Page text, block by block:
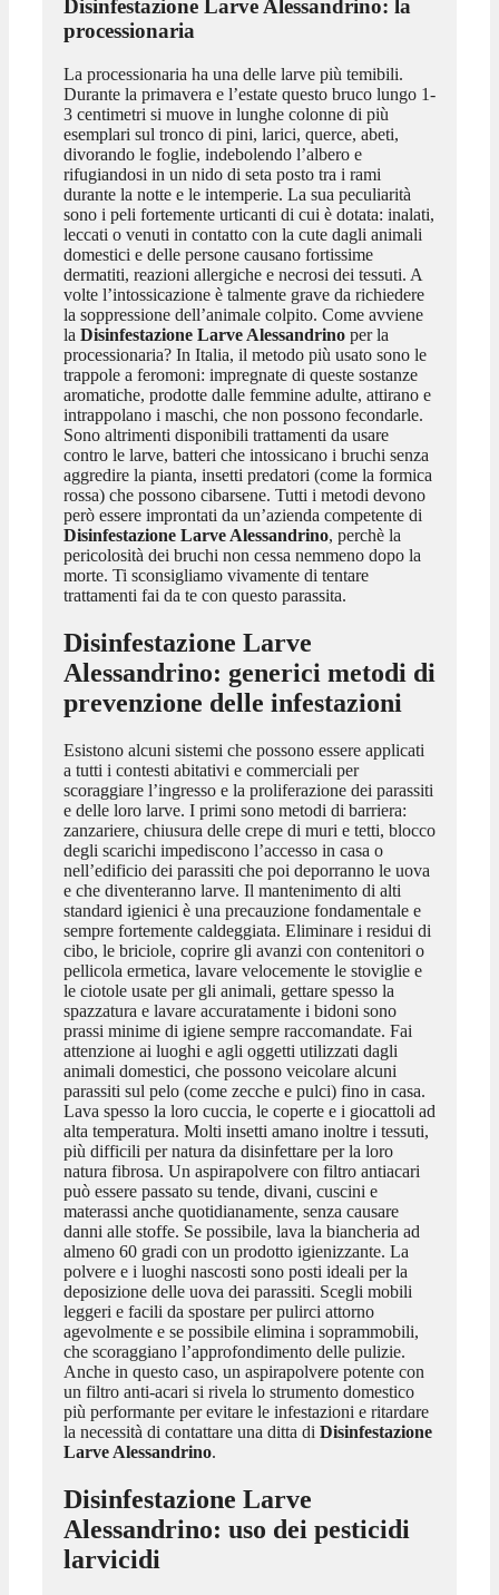
Disinfestazione Larve Alessandrino: la
processionaria
La processionaria ha una delle larve più temibili.
Durante la primavera e l’estate questo bruco lungo 1-
3 centimetri si muove in lunghe colonne di più
esemplari sul tronco di pini, larici, querce, abeti,
divorando le foglie, indebolendo l’albero e
rifugiandosi in un nido di seta posto tra i rami
durante la notte e le intemperie. La sua peculiarità
sono i peli fortemente urticanti di cui è dotata: inalati,
leccati o venuti in contatto con la cute dagli animali
domestici e delle persone causano fortissime
dermatiti, reazioni allergiche e necrosi dei tessuti. A
volte l’intossicazione è talmente grave da richiedere
la soppressione dell’animale colpito. Come avviene
la Disinfestazione Larve Alessandrinoper la
processionaria? In Italia, il metodo più usato sono le
trappole a feromoni: impregnate di queste sostanze
aromatiche, prodotte dalle femmine adulte, attirano e
intrappolano i maschi, che non possono fecondarle.
Sono altrimenti disponibili trattamenti da usare
contro le larve, batteri che intossicano i bruchi senza
aggredire la pianta, insetti predatori (come la formica
rossa) che possono cibarsene. Tutti i metodi devono
però essere improntati da un’azienda competente di
Disinfestazione Larve Alessandrino, perchè la
pericolosità dei bruchi non cessa nemmeno dopo la
morte. Ti sconsigliamo vivamente di tentare
trattamenti fai da te con questo parassita.
Disinfestazione Larve
Alessandrino: generici metodi di
prevenzione delle infestazioni
Esistono alcuni sistemi che possono essere applicati
a tutti i contesti abitativi e commerciali per
scoraggiare l’ingresso e la proliferazione dei parassiti
e delle loro larve. I primi sono metodi di barriera:
zanzariere, chiusura delle crepe di muri e tetti, blocco
degli scarichi impediscono l’accesso in casa o
nell’edificio dei parassiti che poi deporranno le uova
e che diventeranno larve. Il mantenimento di alti
standard igienici è una precauzione fondamentale e
sempre fortemente caldeggiata. Eliminare i residui di
cibo, le briciole, coprire gli avanzi con contenitori o
pellicola ermetica, lavare velocemente le stoviglie e
le ciotole usate per gli animali, gettare spesso la
spazzatura e lavare accuratamente i bidoni sono
prassi minime di igiene sempre raccomandate. Fai
attenzione ai luoghi e agli oggetti utilizzati dagli
animali domestici, che possono veicolare alcuni
parassiti sul pelo (come zecche e pulci) fino in casa.
Lava spesso la loro cuccia, le coperte e i giocattoli ad
alta temperatura. Molti insetti amano inoltre i tessuti,
più difficili per natura da disinfettare per la loro
natura fibrosa. Un aspirapolvere con filtro antiacari
può essere passato su tende, divani, cuscini e
materassi anche quotidianamente, senza causare
danni alle stoffe. Se possibile, lava la biancheria ad
almeno 60 gradi con un prodotto igienizzante. La
polvere e i luoghi nascosti sono posti ideali per la
deposizione delle uova dei parassiti. Scegli mobili
leggeri e facili da spostare per pulirci attorno
agevolmente e se possibile elimina i soprammobili,
che scoraggiano l’approfondimento delle pulizie.
Anche in questo caso, un aspirapolvere potente con
un filtro anti-acari si rivela lo strumento domestico
più performante per evitare le infestazioni e ritardare
la necessità di contattare una ditta di Disinfestazione
Larve Alessandrino.
Disinfestazione Larve
Alessandrino: uso dei pesticidi
larvicidi